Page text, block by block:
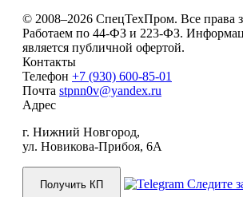
© 2008–2026 СпецТехПром. Все права
Работаем по 44-ФЗ и 223-ФЗ.
является публичной офертой.
Контакты
Телефон +7 (930) 600-85-01
Почта stpnn0v@yandex.ru
Адрес
г. Нижний Новгород,
ул. Новикова-Прибоя, 6А
Получить КП
Следите